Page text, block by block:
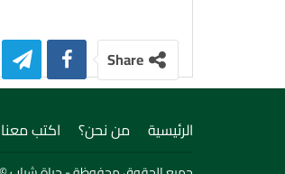
Share
الرئيسية من نحن؟ اكتب معنا